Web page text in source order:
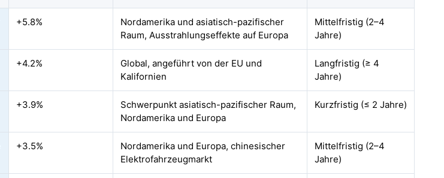
+5.8%
Nordamerika und asiatisch-pazifischer
Raum, Ausstrahlungseffekte auf Europa
Mittelfristig (2–4
Jahre)
+4.2%
Global, angeführt von der EU und
Kalifornien
Langfristig (≥ 4
Jahre)
+3.9%
Schwerpunkt asiatisch-pazifischer Raum,
Nordamerika und Europa
Kurzfristig (≤ 2 Jahre)
+3.5%
Nordamerika und Europa, chinesischer
Elektrofahrzeugmarkt
Mittelfristig (2–4
Jahre)